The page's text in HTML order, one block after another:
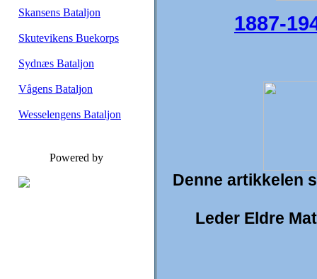
Skansens Bataljon
Skutevikens Buekorps
Sydnæs Bataljon
Vågens Bataljon
Wesselengens Bataljon
Powered by
1887-
Denne artikkelen
Leder Eldre